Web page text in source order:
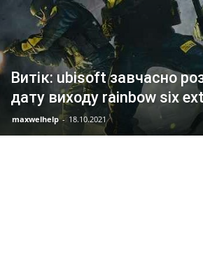
Витік: ubisoft завчасно
дату виходу rainbow six
maxwelhelp - 18.10.2021
Fifa захотіла вдвічі більше грошей
за використання свого бренду